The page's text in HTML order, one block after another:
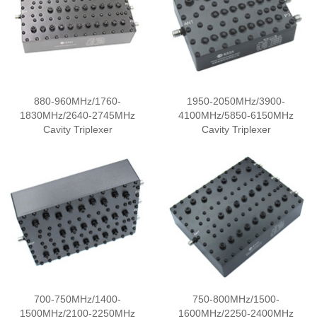
880-960MHz/1760-
1830MHz/2640-2745MHz
Cavity Triplexer
1950-2050MHz/3900-
4100MHz/5850-6150MHz
Cavity Triplexer
700-750MHz/1400-
1500MHz/2100-2250MHz
750-800MHz/1500-
1600MHz/2250-2400MHz